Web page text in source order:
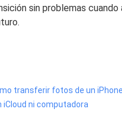
sin problemas
transferir fotos de un
iCloud ni computadora